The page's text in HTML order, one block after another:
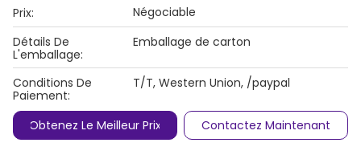
Prix:
Négociable
Détails De
L'emballage:
Emballage de carton
Conditions De
Paiement:
T/T, Western Union, /paypal
Obtenez Le Meilleur Prix Contactez Maintenant